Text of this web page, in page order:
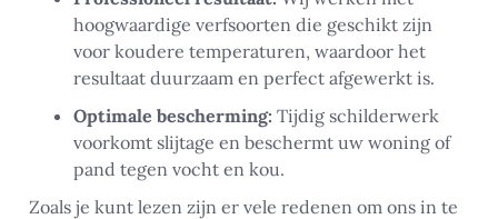
hoogwaardige verfsoorten die geschikt zijn
voor koudere temperaturen, waardoor het
resultaat duurzaam en perfect afgewerkt is.
Optimale bescherming: Tijdig schilderwerk
voorkomt slijtage en beschermt uw woning of
pand tegen vocht en kou.
Zoals je kunt lezen zijn er vele redenen om ons in te